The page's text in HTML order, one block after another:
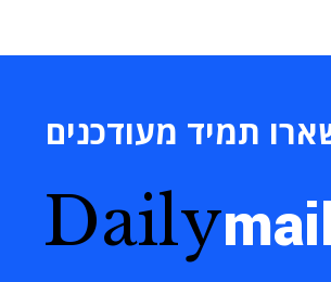
תמיד מעודכנים
Daily